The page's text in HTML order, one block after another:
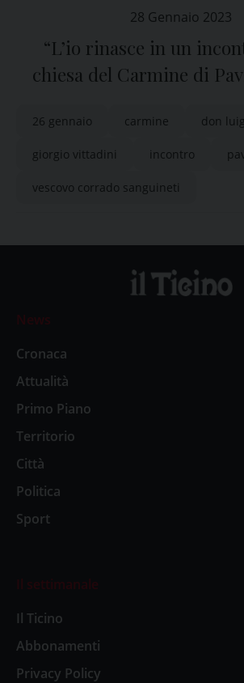
28 Gennaio 2023
“L’io rinasce in un
chiesa del Carmine di
26 gennaio carmine don
giorgio vittadini incontro
vescovo corrado sanguineti
News
Cronaca
Attualità
Primo Piano
Territorio
Città
Politica
Sport
Il settimanale
Il Ticino
Abbonamenti
Privacy Policy